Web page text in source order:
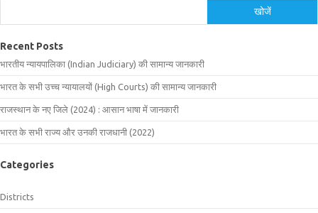
खोजें
Recent Posts
भारतीय न्यायपालिका (Indian Judiciary) की सामान्य जानकारी
भारत के सभी उच्च न्यायालयों (High Courts) की सामान्य जानकारी
राजस्थान के नए जिले (2024) : आसान भाषा में जानकारी
भारत के सभी राज्य और उनकी राजधानी (2022)
Categories
Districts